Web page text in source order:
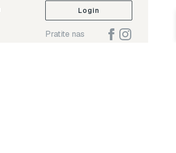
Login
Pratite nas